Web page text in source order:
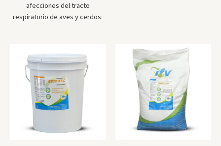
afecciones del tracto
respiratorio de aves y cerdos.